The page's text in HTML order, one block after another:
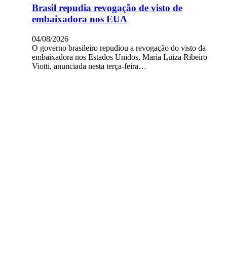
Brasil repudia revogação de visto de
embaixadora nos EUA
04/08/2026
O governo brasileiro repudiou a revogação do visto da
embaixadora nos Estados Unidos, Maria Luiza Ribeiro
Viotti, anunciada nesta terça-feira…